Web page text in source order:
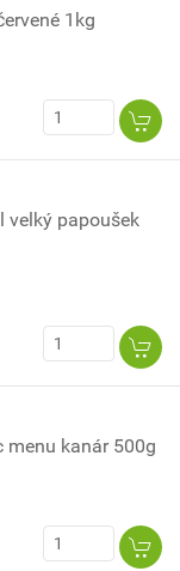
1kg
velký papoušek
menu kanár 500g